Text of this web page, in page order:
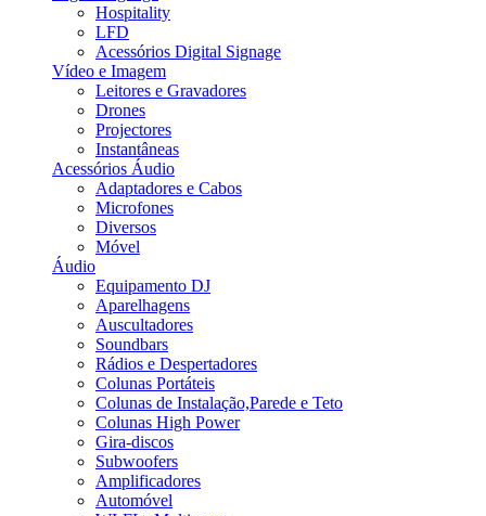
Hospitality
LFD
Acessórios Digital Signage
Vídeo e Imagem
Leitores e Gravadores
Drones
Projectores
Instantâneas
Acessórios Áudio
Adaptadores e Cabos
Microfones
Diversos
Móvel
Áudio
Equipamento DJ
Aparelhagens
Auscultadores
Soundbars
Rádios e Despertadores
Colunas Portáteis
Colunas de Instalação,Parede e Teto
Colunas High Power
Gira-discos
Subwoofers
Amplificadores
Automóvel